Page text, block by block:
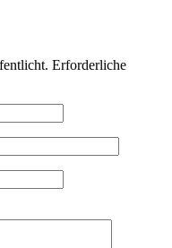
Erforderliche